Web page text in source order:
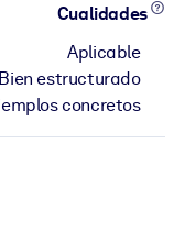
Cualidades
Aplicable
Bien estructurado
concretos